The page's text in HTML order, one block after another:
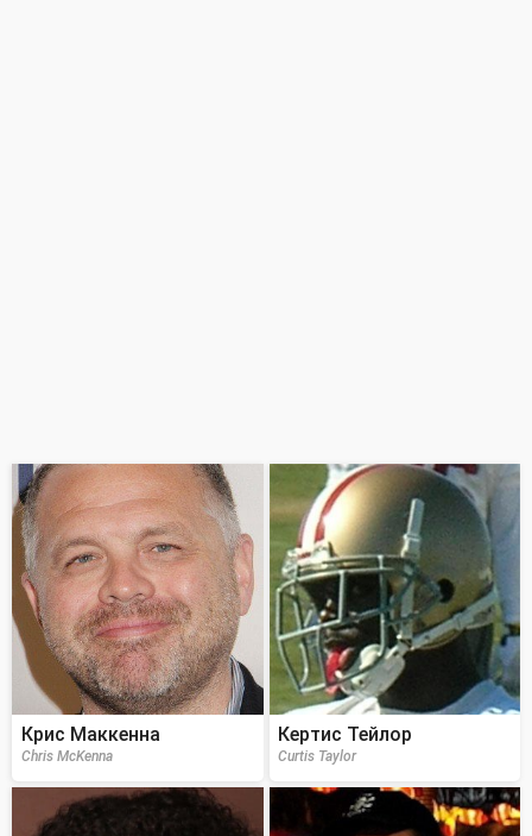
Крис Маккенна
Chris McKenna
Кертис Тейлор
Curtis Taylor